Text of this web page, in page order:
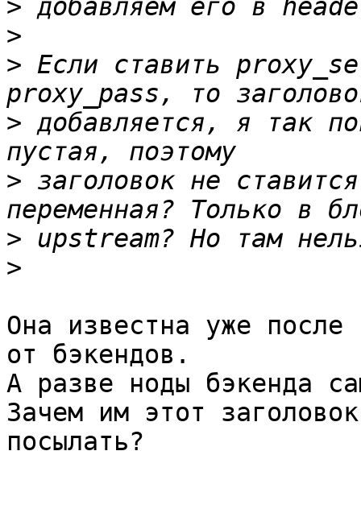
>
>
> Если ставить
> добавляется, я так
> заголовок не
>
>
Она известна уже после
от бэкендов.
А разве ноды бэкенда
Зачем им этот заголовок
посылать?